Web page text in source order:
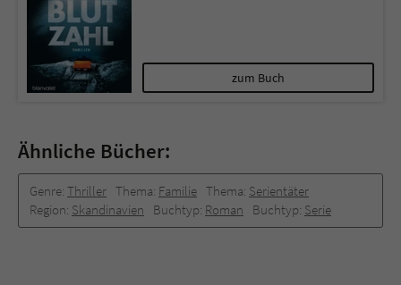
zum Buch
Ähnliche Bücher:
Genre: Thriller Thema: Familie Thema: Serientäter
Region: Skandinavien Buchtyp: Roman Buchtyp: Serie